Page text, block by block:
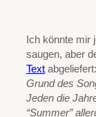
Ich könnte mir
saugen, aber
Text abgeliefert:
Grund des
Jeden die
“Summer”